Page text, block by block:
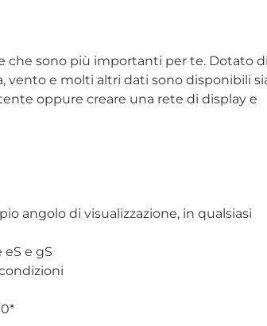
che sono più importanti per te. Dotato
vento e molti altri dati sono disponibili
oppure creare una rete di display e
angolo di visualizzazione, in qualsiasi
e gS